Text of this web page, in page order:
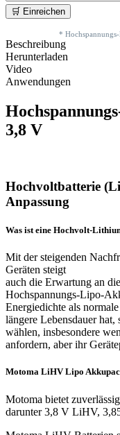
*
Beschreibung
Herunterladen
Video
Anwendungen
3,8 V
Hochvoltbatterie
Anpassung
Was ist eine Hochvolt-
Mit der steigenden
Geräten steigt
auch die Erwartung an
Hochspannungs-Lipo-
Energiedichte als
längere Lebensdauer
wählen, insbesondere
anfordern, aber ihr
Motoma LiHV Lipo
Motoma bietet
darunter 3,8 V LiHV,